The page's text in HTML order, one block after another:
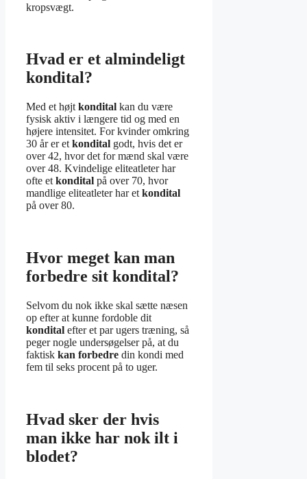
kropsvægt.
Hvad er et almindeligt
kondital?
Med et højt kondital kan du være
fysisk aktiv i længere tid og med en
højere intensitet. For kvinder omkring
30 år er et kondital godt, hvis det er
over 42, hvor det for mænd skal være
over 48. Kvindelige eliteatleter har
ofte et kondital på over 70, hvor
mandlige eliteatleter har et kondital
på over 80.
Hvor meget kan man
forbedre sit kondital?
Selvom du nok ikke skal sætte næsen
op efter at kunne fordoble dit
kondital efter et par ugers træning, så
peger nogle undersøgelser på, at du
faktisk kan forbedre din kondi med
fem til seks procent på to uger.
Hvad sker der hvis
man ikke har nok ilt i
blodet?